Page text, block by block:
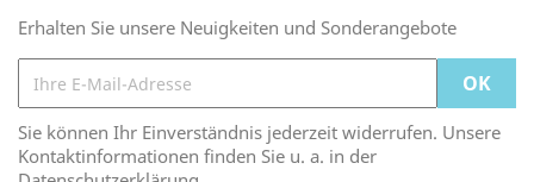
Erhalten Sie unsere Neuigkeiten und Sonderangebote
Sie können Ihr Einverständnis jederzeit widerrufen. Unsere
Kontaktinformationen finden Sie u. a. in der